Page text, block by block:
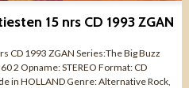
15 nrs CD 1993 ZGAN
CD 1993 ZGAN Series:The Big Buzz
2 Opname: STEREO Format: CD
in HOLLAND Genre: Alternative Rock,